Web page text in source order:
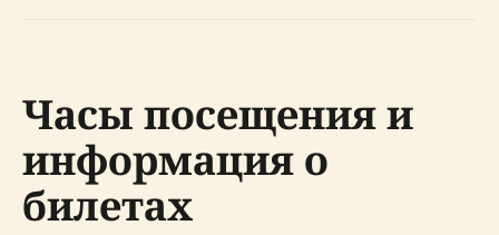
Часы посещения и
информация о
билетах